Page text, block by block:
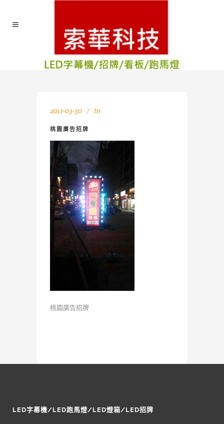
2017-03-30 In
桃園廣告招牌
桃園廣告招牌
LED字幕機/LED跑馬燈/LED燈箱/LED招牌